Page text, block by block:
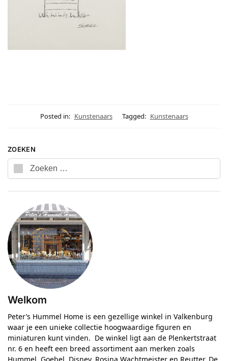
Posted in: Kunstenaars Tagged: Kunstenaars
ZOEKEN
Welkom
Peter’s Hummel Home is een gezellige winkel in Valkenburg
waar je een unieke collectie hoogwaardige figuren en
miniaturen kunt vinden. De winkel ligt aan de Plenkertstraat
nr. 6 en heeft een breed assortiment aan merken zoals